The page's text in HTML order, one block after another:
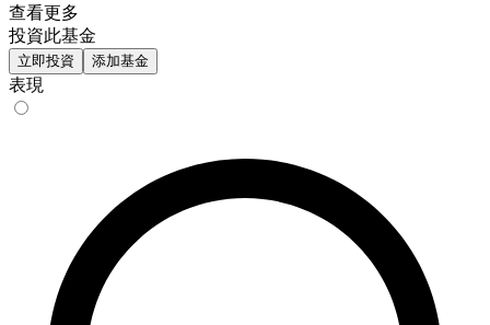
查看更多
投資此基金
立即投資 添加基金
表現